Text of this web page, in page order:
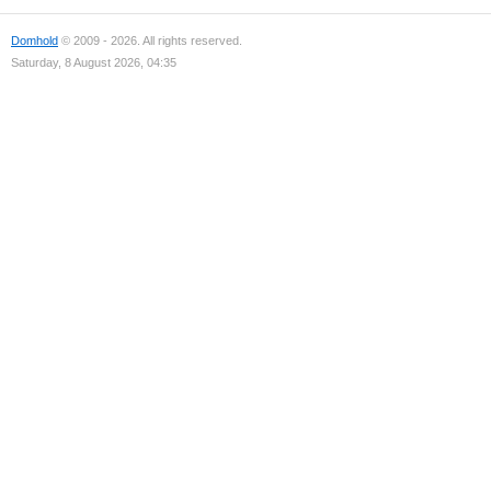
Domhold © 2009 - 2026. All rights reserved.
Saturday, 8 August 2026, 04:35